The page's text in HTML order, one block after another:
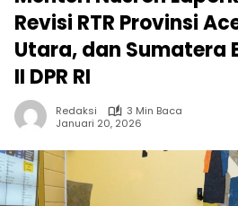
Revisi RTR Provinsi
Utara, dan Sumatera
II DPR RI
Redaksi
3 Min Baca
Januari 20, 2026